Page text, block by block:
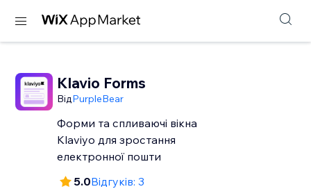
Klavio Forms
ВідPurpleBear
Форми та спливаючі вікна
Klaviyo для зростання
електронної пошти
5.0Відгуків: 3